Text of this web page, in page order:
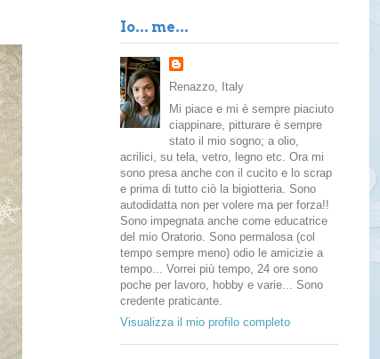
Io... me...
Renazzo, Italy
Mi piace e mi è sempre piaciuto
ciappinare, pitturare è sempre
stato il mio sogno; a olio,
acrilici, su tela, vetro, legno etc. Ora mi
sono presa anche con il cucito e lo scrap
e prima di tutto ciò la bigiotteria. Sono
autodidatta non per volere ma per forza!!
Sono impegnata anche come educatrice
del mio Oratorio. Sono permalosa (col
tempo sempre meno) odio le amicizie a
tempo... Vorrei più tempo, 24 ore sono
poche per lavoro, hobby e varie... Sono
credente praticante.
Visualizza il mio profilo completo